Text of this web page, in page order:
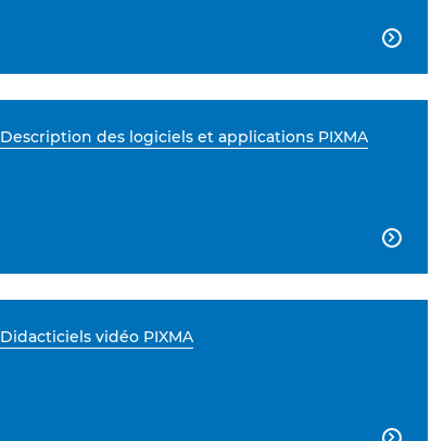

Description des logiciels et applications PIXMA

Didacticiels vidéo PIXMA
